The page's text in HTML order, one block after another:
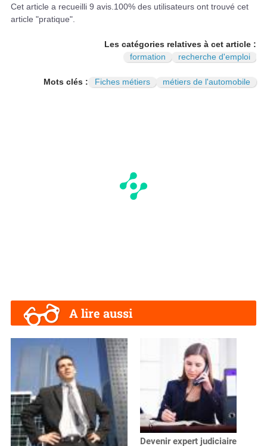
N
Cet article a recueilli 9 avis. 100% des utilisateurs ont trouvé cet
article "pratique".
Les catégories relatives à cet article :
formation
recherche d'emploi
Mots clés : Fiches métiers métiers de l'automobile
A lire aussi
Devenir expert judiciaire